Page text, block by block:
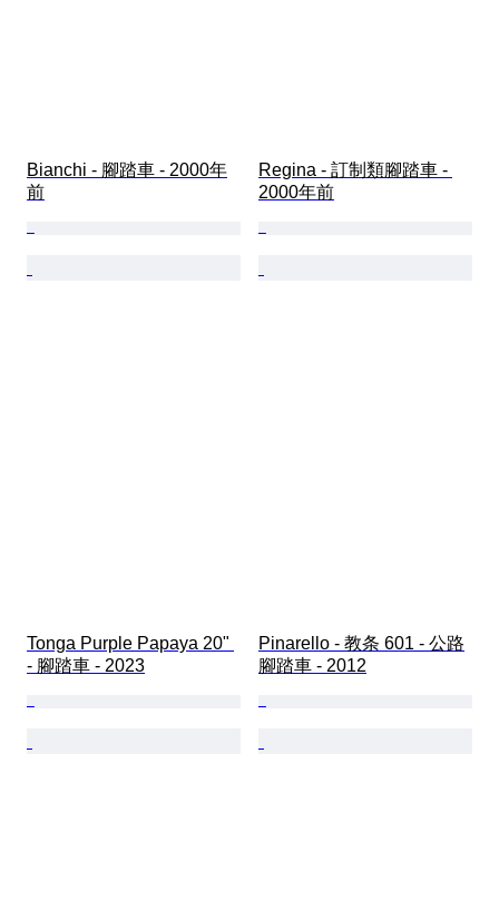
Bianchi - 腳踏車 - 2000年
前
Regina - 訂制類腳踏車 -
2000年前
Tonga Purple Papaya 20"
- 腳踏車 - 2023
Pinarello - 教条 601 - 公路
腳踏車 - 2012